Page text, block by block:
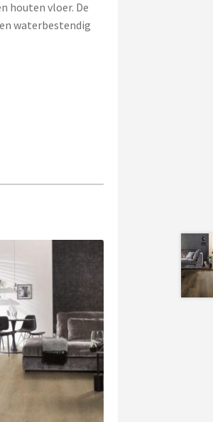
houten vloer. De
waterbestendig